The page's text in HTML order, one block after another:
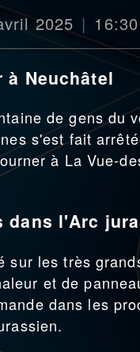
2025 16:30
à Neuchâtel
de gens du
s'est fait
à La Vue-
dans l'Arc
sur les très
et de
dans les